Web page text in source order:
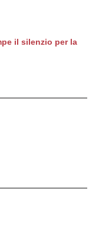
il silenzio per la